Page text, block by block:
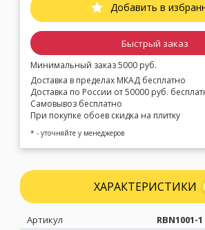
Добавить в
Быстрый заказ
Минимальный заказ 5000 руб.
Доставка в пределах МКАД бесплатно
Доставка по России от 50000 руб.
Самовывоз бесплатно
При покупке обоев скидка на плитку
* - уточняйте у менеджеров
ХАРАКТЕРИСТИКИ
Артикул
RBN1001-1